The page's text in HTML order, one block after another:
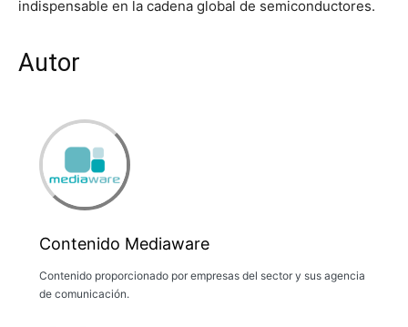
indispensable en la cadena global de semiconductores.
Autor
Contenido Mediaware
Contenido proporcionado por empresas del sector y sus agencia
de comunicación.